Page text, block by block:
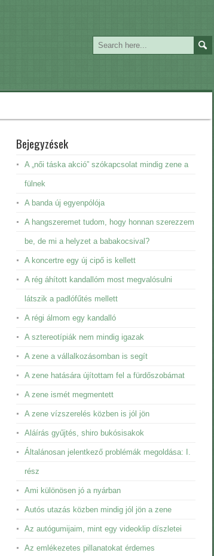
Bejegyzések
A „női táska akció” szókapcsolat mindig zene a
fülnek
A banda új egyenpólója
A hangszeremet tudom, hogy honnan szerezzem
be, de mi a helyzet a babakocsival?
A koncertre egy új cipő is kellett
A rég áhított kandallóm most megvalósulni
látszik a padlófűtés mellett
A régi álmom egy kandalló
A sztereotípiák nem mindig igazak
A zene a vállalkozásomban is segít
A zene hatására újítottam fel a fürdőszobámat
A zene ismét megmentett
A zene vízszerelés közben is jól jön
Aláírás gyűjtés, shiro bukósisakok
Általánosan jelentkező problémák megoldása: I.
rész
Ami különösen jó a nyárban
Autós utazás közben mindig jól jön a zene
Az autógumijaim, mint egy videoklip díszletei
Az emlékezetes pillanatokat érdemes